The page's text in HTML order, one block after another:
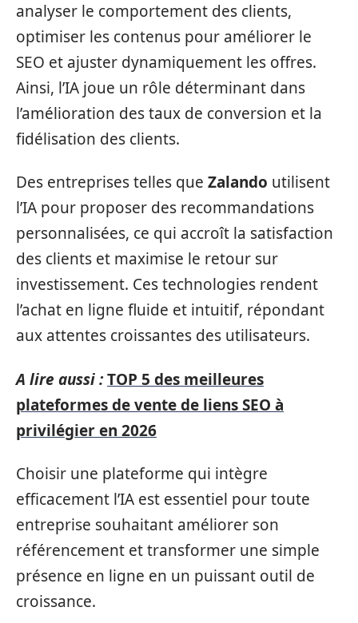
analyser le comportement des clients,
optimiser les contenus pour améliorer le
SEO et ajuster dynamiquement les offres.
Ainsi, l’IA joue un rôle déterminant dans
l’amélioration des taux de conversion et la
fidélisation des clients.
Des entreprises telles que Zalando utilisent
l’IA pour proposer des recommandations
personnalisées, ce qui accroît la satisfaction
des clients et maximise le retour sur
investissement. Ces technologies rendent
l’achat en ligne fluide et intuitif, répondant
aux attentes croissantes des utilisateurs.
A lire aussi :TOP 5 des meilleures
plateformes de vente de liens SEO à
privilégier en 2026
Choisir une plateforme qui intègre
efficacement l’IA est essentiel pour toute
entreprise souhaitant améliorer son
référencement et transformer une simple
présence en ligne en un puissant outil de
croissance.